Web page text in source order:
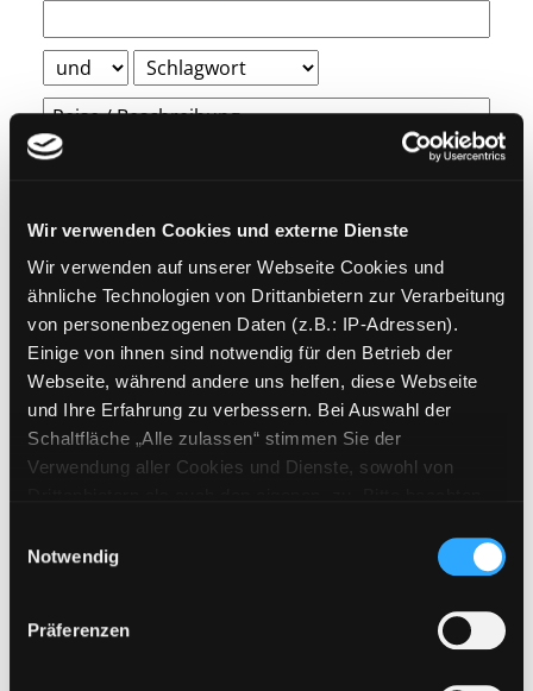
Wir verwenden Cookies und externe Dienste
Wir verwenden auf unserer Webseite Cookies und
ähnliche Technologien von Drittanbietern zur Verarbeitung
von personenbezogenen Daten (z.B.: IP-Adressen).
Einige von ihnen sind notwendig für den Betrieb der
Webseite, während andere uns helfen, diese Webseite
und Ihre Erfahrung zu verbessern. Bei Auswahl der
Schaltfläche „Alle zulassen“ stimmen Sie der
Verwendung aller Cookies und Dienste, sowohl von
Cookies von Drittanbietern, eine Verarbeitung in
unsicheren Drittländern (Länder außerhalb des EWR
ohne adäquates Datenschutzniveau) stattfinden kann. In
diesem Zusammenhang können aktuell Risiken für
Notwendig
Präferenzen
Weitere Suchkriterien
Erwerbungen der letzten Tage
Jahr von
Medien anzeigen, die nach dem Jahr veröffentlicht
Jahr bis
Medien anzeigen, die vor dem
E-Medien
Mediengruppe